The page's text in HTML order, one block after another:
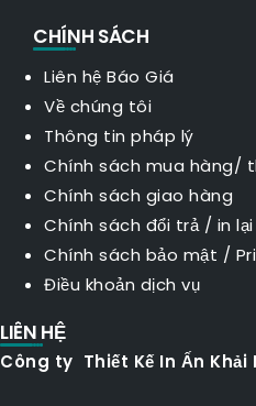
CHÍNH SÁCH
Liên hệ Báo Giá
Về chúng tôi
Thông tin pháp lý
Chính sách mua hàng/
Chính sách giao hàng
Chính sách đổi trả / in
Chính sách bảo mật /
Điều khoản dịch vụ
LIÊN HỆ
Công ty Thiết Kế In Ấn Khải